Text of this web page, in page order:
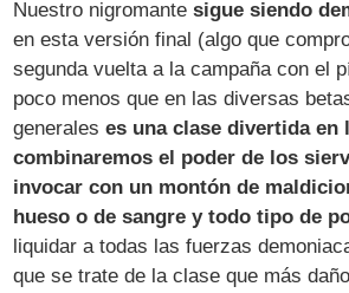
Nuestro nigromantesigue siendo
en esta versión final (algo que
segunda vuelta a la campaña con el
poco menos que en las diversas
generales es una clase divertida en
combinaremos el poder de los
invocar con un montón de
hueso o de sangre y todo tipo de
liquidar a todas las fuerzas
que se trate de la clase que más